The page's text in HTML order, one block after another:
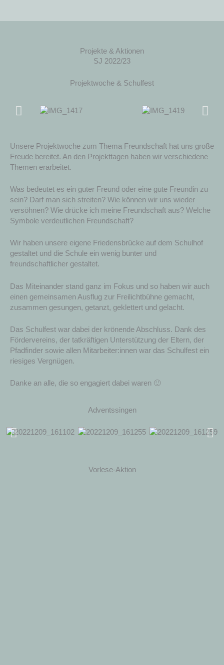
Inhalt
springen
Projekte & Aktionen
SJ 2022/23
Projektwoche & Schulfest
Unsere Projektwoche zum Thema Freundschaft hat uns große
Freude bereitet. An den Projekttagen haben wir verschiedene
Themen erarbeitet.
Was bedeutet es ein guter Freund oder eine gute Freundin zu
sein? Darf man sich streiten? Wie können wir uns wieder
versöhnen? Wie drücke ich meine Freundschaft aus? Welche
Symbole verdeutlichen Freundschaft?
Wir haben unsere eigene Friedensbrücke auf dem Schulhof
gestaltet und die Schule ein wenig bunter und
freundschaftlicher gestaltet.
Das Miteinander stand ganz im Fokus und so haben wir auch
einen gemeinsamen Ausflug zur Freilichtbühne gemacht,
zusammen gesungen, getanzt, geklettert und gelacht.
Das Schulfest war dabei der krönende Abschluss. Dank des
Fördervereins, der tatkräftigen Unterstützung der Eltern, der
Pfadfinder sowie allen Mitarbeiter:innen war das Schulfest ein
riesiges Vergnügen.
Danke an alle, die so engagiert dabei waren 🙂
Adventssingen
Vorlese-Aktion